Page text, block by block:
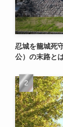
忍城を籠城死
公）の末路と